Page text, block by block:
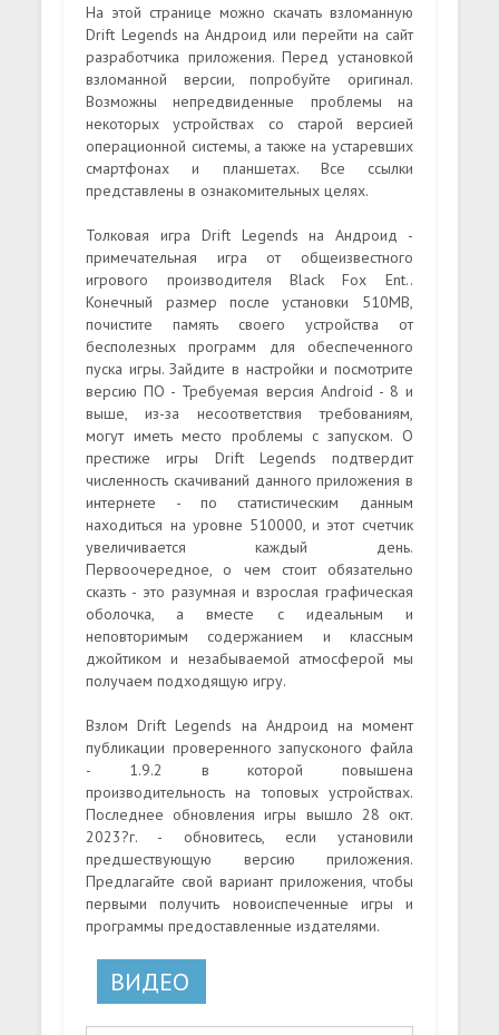
На этой странице можно скачать взломанную
Drift Legends на Андроид или перейти на сайт
разработчика приложения. Перед установкой
взломанной версии, попробуйте оригинал.
Возможны непредвиденные проблемы на
некоторых устройствах со старой версией
операционной системы, а также на устаревших
смартфонах и планшетах. Все ссылки
представлены в ознакомительных целях.
Толковая игра Drift Legends на Андроид -
примечательная игра от общеизвестного
игрового производителя Black Fox Ent..
Конечный размер после установки 510MB,
почистите память своего устройства от
бесполезных программ для обеспеченного
пуска игры. Зайдите в настройки и посмотрите
версию ПО - Требуемая версия Android - 8 и
выше, из-за несоответствия требованиям,
могут иметь место проблемы с запуском. О
престиже игры Drift Legends подтвердит
численность скачиваний данного приложения в
интернете - по статистическим данным
находиться на уровне 510000, и этот счетчик
увеличивается каждый день.
Первоочередное, о чем стоит обязательно
сказть - это разумная и взрослая графическая
оболочка, а вместе с идеальным и
неповторимым содержанием и классным
джойтиком и незабываемой атмосферой мы
получаем подходящую игру.
Взлом Drift Legends на Андроид на момент
публикации проверенного запусконого файла
- 1.9.2 в которой повышена
производительность на топовых устройствах.
Последнее обновления игры вышло 28 окт.
2023?г. - обновитесь, если установили
предшествующую версию приложения.
Предлагайте свой вариант приложения, чтобы
первыми получить новоиспеченные игры и
программы предоставленные издателями.
ВИДЕО